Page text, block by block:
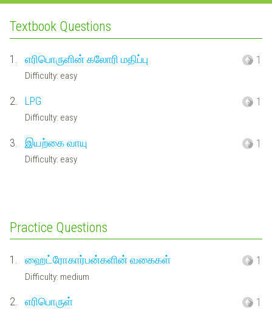
Textbook Questions
1. எரிபொருளின் கலோரி மதிப்பு
Difficulty: easy
1
2. LPG
Difficulty: easy
1
3. இயற்கை வாயு
Difficulty: easy
1
Practice Questions
1. ஹைட்ரோகார்பன்களின் வகைகள்
Difficulty: medium
1
2. எரிபொருள் 1